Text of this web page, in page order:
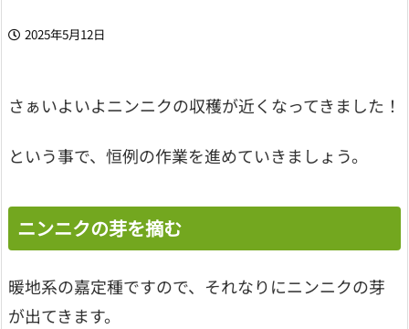
2025年5月12日
さぁいよいよニンニクの収穫が近くなってきました！
という事で、恒例の作業を進めていきましょう。
ニンニクの芽を摘む
暖地系の嘉定種ですので、それなりにニンニクの芽
が出てきます。